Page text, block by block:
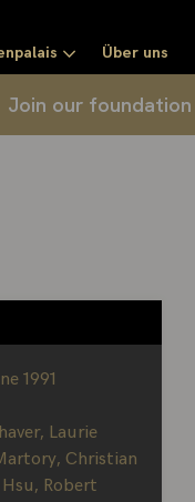
Über uns
Join our foundation
1991
, Laurie
, Christian
, Robert